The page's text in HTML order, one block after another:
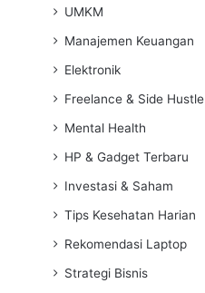
UMKM
Manajemen Keuangan
Elektronik
Freelance & Side Hustle
Mental Health
HP & Gadget Terbaru
Investasi & Saham
Tips Kesehatan Harian
Rekomendasi Laptop
Strategi Bisnis